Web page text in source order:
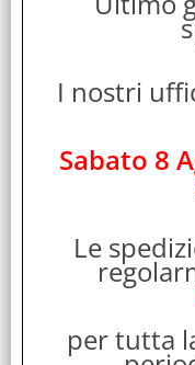
Cod. Produttore:
Kioxia EXCERIA Plus
Gen5 x4, lettura
retrocompatibile, per
Non Disponibile
Evasione Articolo:
I nostri
Sabato 8
Le
per tutta